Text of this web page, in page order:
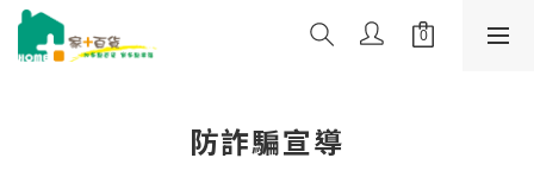
防詐騙宣導